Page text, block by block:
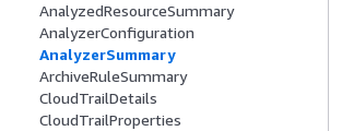
AnalyzedResourceSummary
AnalyzerConfiguration
AnalyzerSummary
ArchiveRuleSummary
CloudTrailDetails
CloudTrailProperties